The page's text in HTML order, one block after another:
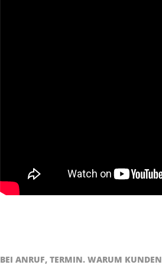
BEI ANRUF, TERMIN. WARUM